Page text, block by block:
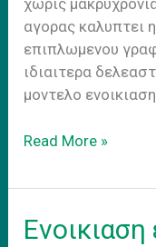
χωρις
αγορας καλυπτει
επιπλωμενου
ιδιαιτερα
μοντελο
Hybrid
Model
Read More »